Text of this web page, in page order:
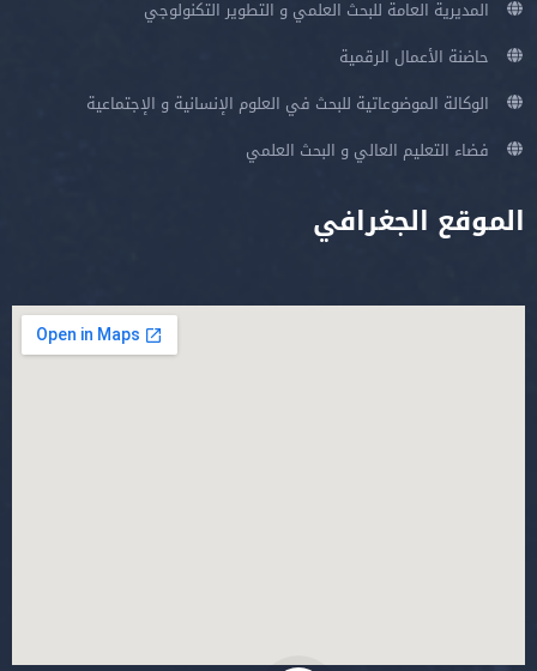
المديرية العامة للبحث العلمي و التطوير التكنولوجي
حاضنة الأعمال الرقمية
الوكالة الموضوعاتية للبحث في العلوم الإنسانية و الإجتماعية
فضاء التعليم العالي و البحث العلمي
الموقع الجغرافي